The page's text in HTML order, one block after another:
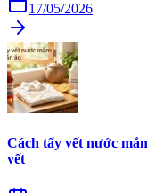
17/05/2026
Cách tẩy vết nước
vết